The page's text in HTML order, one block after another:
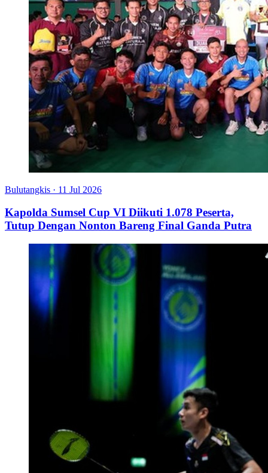
Bulutangkis · 11 Jul 2026
Kapolda Sumsel Cup VI Diikuti 1.078 Peserta,
Tutup Dengan Nonton Bareng Final Ganda Putra